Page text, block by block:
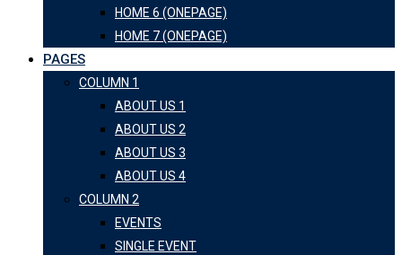
HOME 6 (ONEPAGE)
HOME 7 (ONEPAGE)
PAGES
COLUMN 1
ABOUT US 1
ABOUT US 2
ABOUT US 3
ABOUT US 4
COLUMN 2
EVENTS
SINGLE EVENT